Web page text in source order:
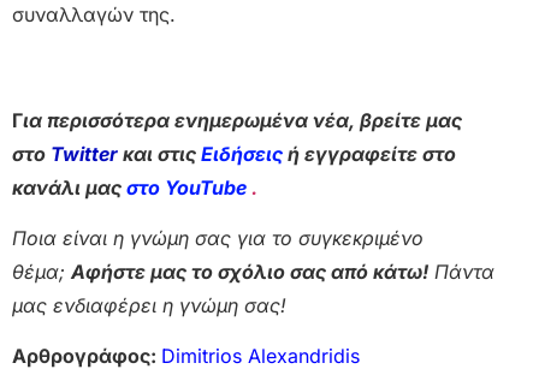
συναλλαγών της.
Για περισσότερα ενημερωμένα νέα, βρείτε μας
στο Twitter και στις Ειδήσεις ή εγγραφείτε στο
κανάλι μας στο YouTube .
Ποια είναι η γνώμη σας για το συγκεκριμένο
θέμα;Αφήστε μας το σχόλιο σας από κάτω! Πάντα
μας ενδιαφέρει η γνώμη σας!
Αρθρογράφος: Dimitrios Alexandridis